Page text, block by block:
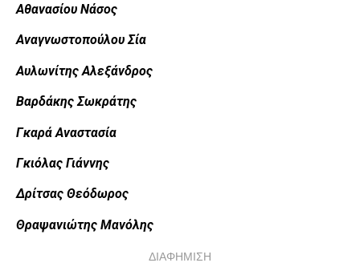
Αθανασίου Νάσος
Αναγνωστοπούλου Σία
Αυλωνίτης Αλεξάνδρος
Βαρδάκης Σωκράτης
Γκαρά Αναστασία
Γκιόλας Γιάννης
Δρίτσας Θεόδωρος
Θραψανιώτης Μανόλης
ΔΙΑΦΗΜΙΣΗ